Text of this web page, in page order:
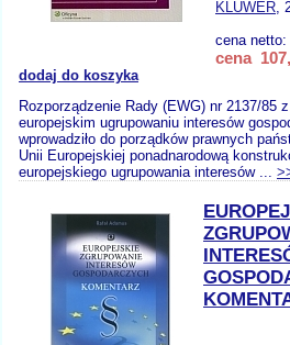
KLUWER,
cena netto:
cena
dodaj do koszyka
Rozporządzenie Rady (EWG) nr 2137/85
europejskim ugrupowaniu interesów
wprowadziło do porządków prawnych
Unii Europejskiej ponadnarodową
europejskiego ugrupowania interesów ...